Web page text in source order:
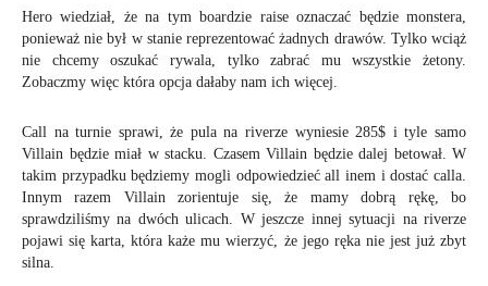
Hero wiedział, że na tym boardzie raise oznaczać będzie monstera,
ponieważ nie był w stanie reprezentować żadnych drawów. Tylko wciąż
nie chcemy oszukać rywala, tylko zabrać mu wszystkie żetony.
Zobaczmy więc która opcja dałaby nam ich więcej.
Call na turnie sprawi, że pula na riverze wyniesie 285$ i tyle samo
Villain będzie miał w stacku. Czasem Villain będzie dalej betował. W
takim przypadku będziemy mogli odpowiedzieć all inem i dostać calla.
Innym razem Villain zorientuje się, że mamy dobrą rękę, bo
sprawdziliśmy na dwóch ulicach. W jeszcze innej sytuacji na riverze
pojawi się karta, która każe mu wierzyć, że jego ręka nie jest już zbyt
silna.